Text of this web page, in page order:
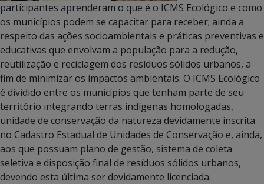
participantes aprenderam o que é o ICMS Ecológico e como
os municípios podem se capacitar para receber; ainda a
respeito das ações socioambientais e práticas preventivas e
educativas que envolvam a população para a redução,
reutilização e reciclagem dos resíduos sólidos urbanos, a
fim de minimizar os impactos ambientais. O ICMS Ecológico
é dividido entre os municípios que tenham parte de seu
território integrando terras indígenas homologadas,
unidade de conservação da natureza devidamente inscrita
no Cadastro Estadual de Unidades de Conservação e, ainda,
aos que possuam plano de gestão, sistema de coleta
seletiva e disposição final de resíduos sólidos urbanos,
devendo esta última ser devidamente licenciada.